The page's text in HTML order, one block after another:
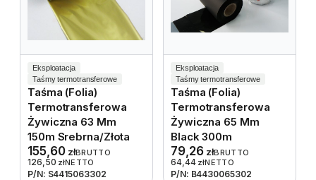
Eksploatacja
Taśmy termotransferowe
Taśma (folia)
Termotransferowa
Żywiczna 63 Mm
150m Srebrna/złota
155,60 złBRUTTO
126,50 złNETTO
P/N: S4415063302
Eksploatacja
Taśmy termotransferowe
Taśma (folia)
Termotransferowa
Żywiczna 65 Mm
Black 300m
79,26 złBRUTTO
64,44 złNETTO
P/N: B4430065302